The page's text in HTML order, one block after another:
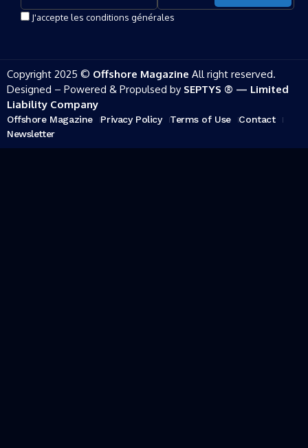
J'accepte les conditions générales
Copyright 2025 © Offshore Magazine All right reserved.
Designed – Powered & Propulsed by SEPTYS ® — Limited
Liability Company
Offshore Magazine Privacy Policy Terms of Use
Contact
Newsletter